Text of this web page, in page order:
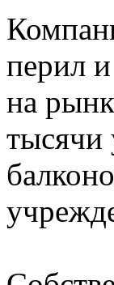
перил
на
тысячи